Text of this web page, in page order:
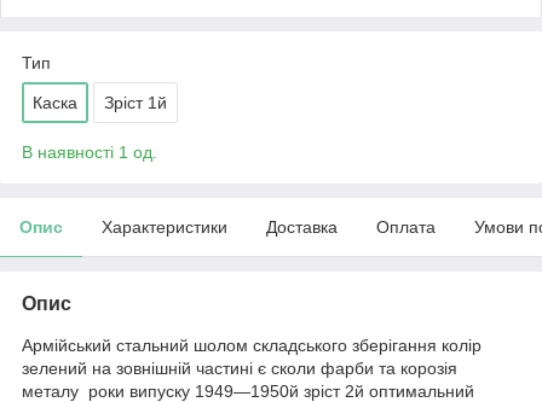
Тип
Каска Зріст 1й
В наявності 1 од.
Опис Характеристики Доставка Оплата Умови
Опис
Армійський стальний шолом складського зберігання колір
зелений на зовнішній частині є сколи фарби та корозія
металу роки випуску 1949—1950й зріст 2й оптимальний